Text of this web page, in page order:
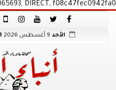
DIRECT, f08c47fec0942fa0
الأحد